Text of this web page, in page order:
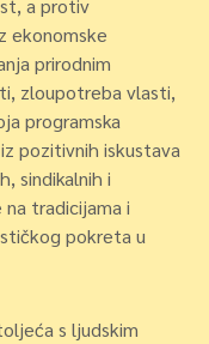
a protiv
ekonomske
prirodnim
zloupotreba vlasti,
programska
pozitivnih iskustava
sindikalnih i
tradicijama i
pokreta u
s ljudskim